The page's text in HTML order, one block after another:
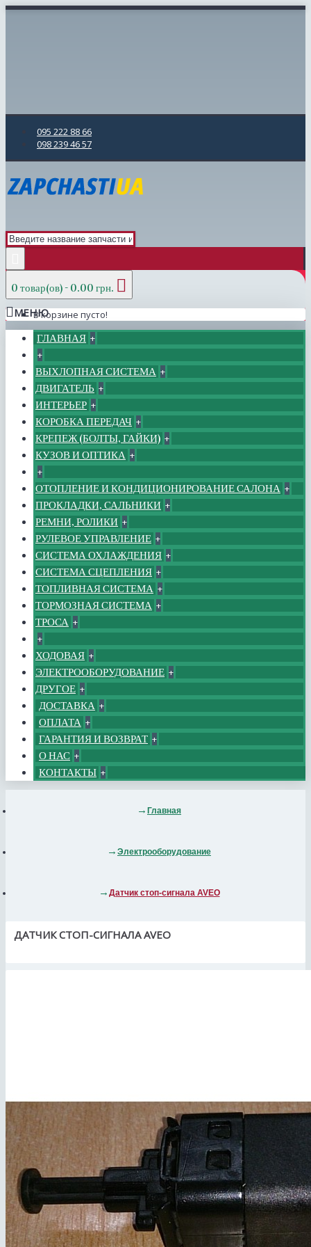
095 222 88 66
098 239 46 57
0 товар(ов) - 0.00 грн.
В корзине пусто!
МЕНЮ
ГЛАВНАЯ +
+
ВЫХЛОПНАЯ СИСТЕМА +
ДВИГАТЕЛЬ +
ИНТЕРЬЕР +
КОРОБКА ПЕРЕДАЧ +
КРЕПЕЖ (БОЛТЫ, ГАЙКИ) +
КУЗОВ И ОПТИКА +
+
ОТОПЛЕНИЕ И КОНДИЦИОНИРОВАНИЕ САЛОНА +
ПРОКЛАДКИ, САЛЬНИКИ +
РЕМНИ, РОЛИКИ +
РУЛЕВОЕ УПРАВЛЕНИЕ +
СИСТЕМА ОХЛАЖДЕНИЯ +
СИСТЕМА СЦЕПЛЕНИЯ +
ТОПЛИВНАЯ СИСТЕМА +
ТОРМОЗНАЯ СИСТЕМА +
ТРОСА +
+
ХОДОВАЯ +
ЭЛЕКТРООБОРУДОВАНИЕ +
ДРУГОЕ +
ДОСТАВКА +
ОПЛАТА +
ГАРАНТИЯ И ВОЗВРАТ +
О НАС +
КОНТАКТЫ +
Главная
Электрооборудование
Датчик стоп-сигнала AVEO
ДАТЧИК СТОП-СИГНАЛА AVEO